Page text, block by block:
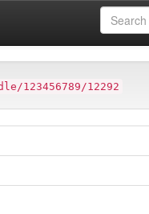
123456789/12292